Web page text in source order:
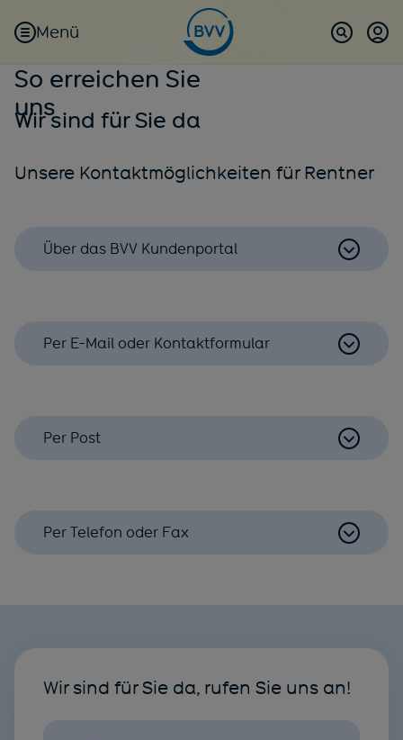
Menü Suche
So erreichen Sie
uns
Wir sind für Sie da
Unsere Kontaktmöglichkeiten für Rentner
Über das BVV Kundenportal
Per E-Mail oder Kontaktformular
Per Post
Per Telefon oder Fax
Wir sind für Sie da, rufen Sie uns an!